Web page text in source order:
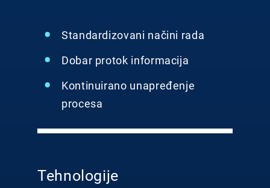
Standardizovani načini rada
Dobar protok informacija
Kontinuirano unapređenje
procesa
Tehnologije